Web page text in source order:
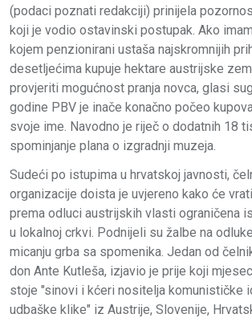
(podaci poznati redakciji) prinijela
koji je vodio ostavinski postupak. Ako
kojem penzionirani ustaša najskromnijih
desetljećima kupuje hektare austrijske
provjeriti mogućnost pranja novca, glasi
godine PBV je inače konačno počeo
svoje ime. Navodno je riječ o dodatnih 18
spominjanje plana o izgradnji muzeja.
Sudeći po istupima u hrvatskoj javnosti,
organizacije doista je uvjereno kako će
prema odluci austrijskih vlasti ograničena
u lokalnoj crkvi. Podnijeli su žalbe na
micanju grba sa spomenika. Jedan od
don Ante Kutleša, izjavio je prije koji
stoje "sinovi i kćeri nositelja komunističke
udbaške klike" iz Austrije, Slovenije,